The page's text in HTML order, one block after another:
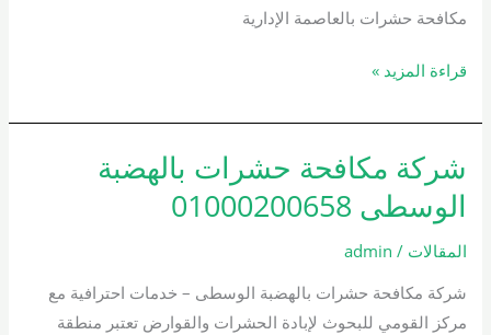
مكافحة حشرات بالعاصمة الإدارية
قراءة المزيد »
شركة مكافحة حشرات بالهضبة
الوسطى 01000200658
المقالات /
admin
شركة مكافحة حشرات بالهضبة الوسطى – خدمات احترافية مع
مركز القومي للبحوث لإبادة الحشرات والقوارض تعتبر منطقة
شركة
مكافحة
حشرات
بالهضبة
01000200658